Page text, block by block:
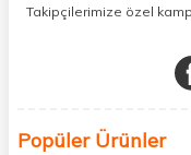
sunuyoruz.
buluşturuyor ve online
Sağlık, güzellik ve iyi
değer
Takipçilerimize özel
Popüler Ürünler